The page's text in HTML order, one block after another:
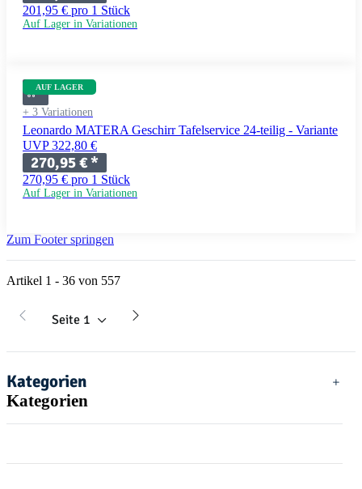
201,95 € pro 1 Stück
Auf Lager in Variationen
AUF LAGER
+ 3 Variationen
Leonardo MATERA Geschirr Tafelservice 24-teilig - Variante
UVP 322,80 €
270,95 €*
270,95 € pro 1 Stück
Auf Lager in Variationen
Zum Footer springen
Artikel 1 - 36 von 557
Seite 1
Kategorien
Kategorien